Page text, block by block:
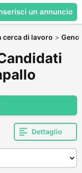
un annuncio
cerca di lavoro >
Dettaglio